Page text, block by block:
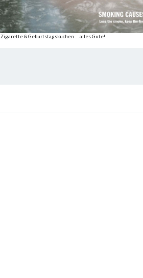
Zigarette & Geburtstagskuchen … alles Gute!